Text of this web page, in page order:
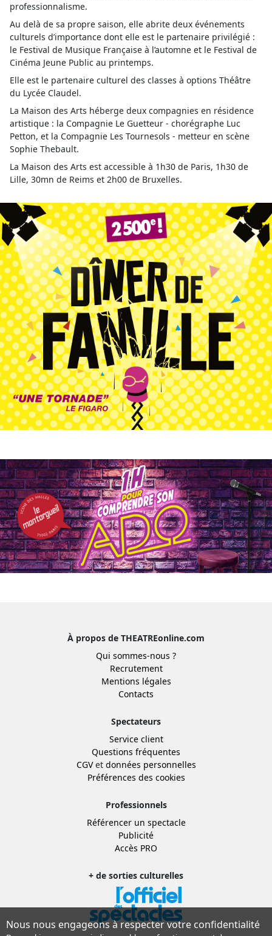
professionnalisme.
Au delà de sa propre saison, elle abrite deux événements
culturels d’importance dont elle est le partenaire privilégié :
le Festival de Musique Française à l’automne et le Festival de
Cinéma Jeune Public au printemps.
Elle est le partenaire culturel des classes à options Théâtre
du Lycée Claudel.
La Maison des Arts héberge deux compagnies en résidence
artistique : la Compagnie Le Guetteur - chorégraphe Luc
Petton, et la Compagnie Les Tournesols - metteur en scène
Sophie Thebault.
La Maison des Arts est accessible à 1h30 de Paris, 1h30 de
Lille, 30mn de Reims et 2h00 de Bruxelles.
À propos de THEATREonline.com
Qui sommes-nous ?
Recrutement
Mentions légales
Contacts
Spectateurs
Service client
Questions fréquentes
CGVet données personnelles
Préférences des cookies
Professionnels
Référencer un spectacle
Publicité
Accès PRO
+ de sorties culturelles
Nous nous engageons à respecter votre confidentialité